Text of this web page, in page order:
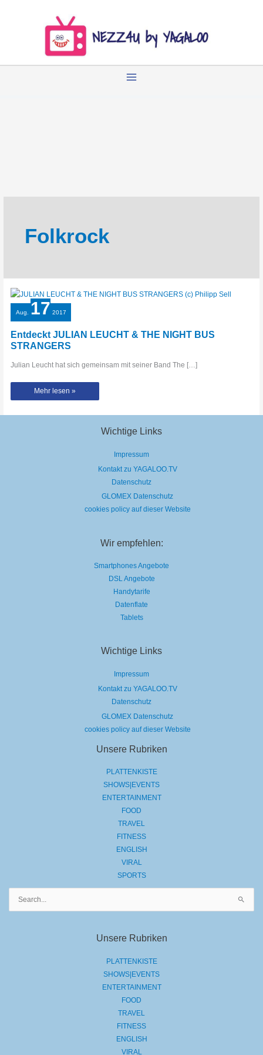
Folkrock
Aug. 17 2017
Entdeckt JULIAN LEUCHT & THE NIGHT BUS
STRANGERS
Julian Leucht hat sich gemeinsam mit seiner Band The […]
Entdeckt
LEUCHT
THE
Mehr lesen »
Wichtige Links
Impressum
Kontakt zu YAGALOO.TV
Datenschutz
GLOMEX Datenschutz
cookies policy auf dieser Website
Wir empfehlen:
Smartphones Angebote
DSL Angebote
Handytarife
Datenflate
Tablets
Wichtige Links
Impressum
Kontakt zu YAGALOO.TV
Datenschutz
GLOMEX Datenschutz
cookies policy auf dieser Website
Unsere Rubriken
PLATTENKISTE
SHOWS|EVENTS
ENTERTAINMENT
FOOD
TRAVEL
FITNESS
ENGLISH
VIRAL
SPORTS
Unsere Rubriken
PLATTENKISTE
SHOWS|EVENTS
ENTERTAINMENT
FOOD
TRAVEL
FITNESS
ENGLISH
VIRAL